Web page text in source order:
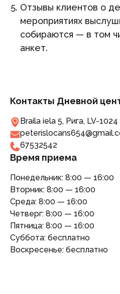
Отзывы клиентов о
мероприятиях
собираются — в том
анкет.
Контакты Дневной
Braila iela 5, Рига, LV-1024
67532542
Время приема
Понедельник: 8:00 — 16:00
Вторник: 8:00 — 16:00
Среда: 8:00 — 16:00
Четверг: 8:00 — 16:00
Пятница: 8:00 — 16:00
Суббота: бесплатно
Воскресенье: бесплатно